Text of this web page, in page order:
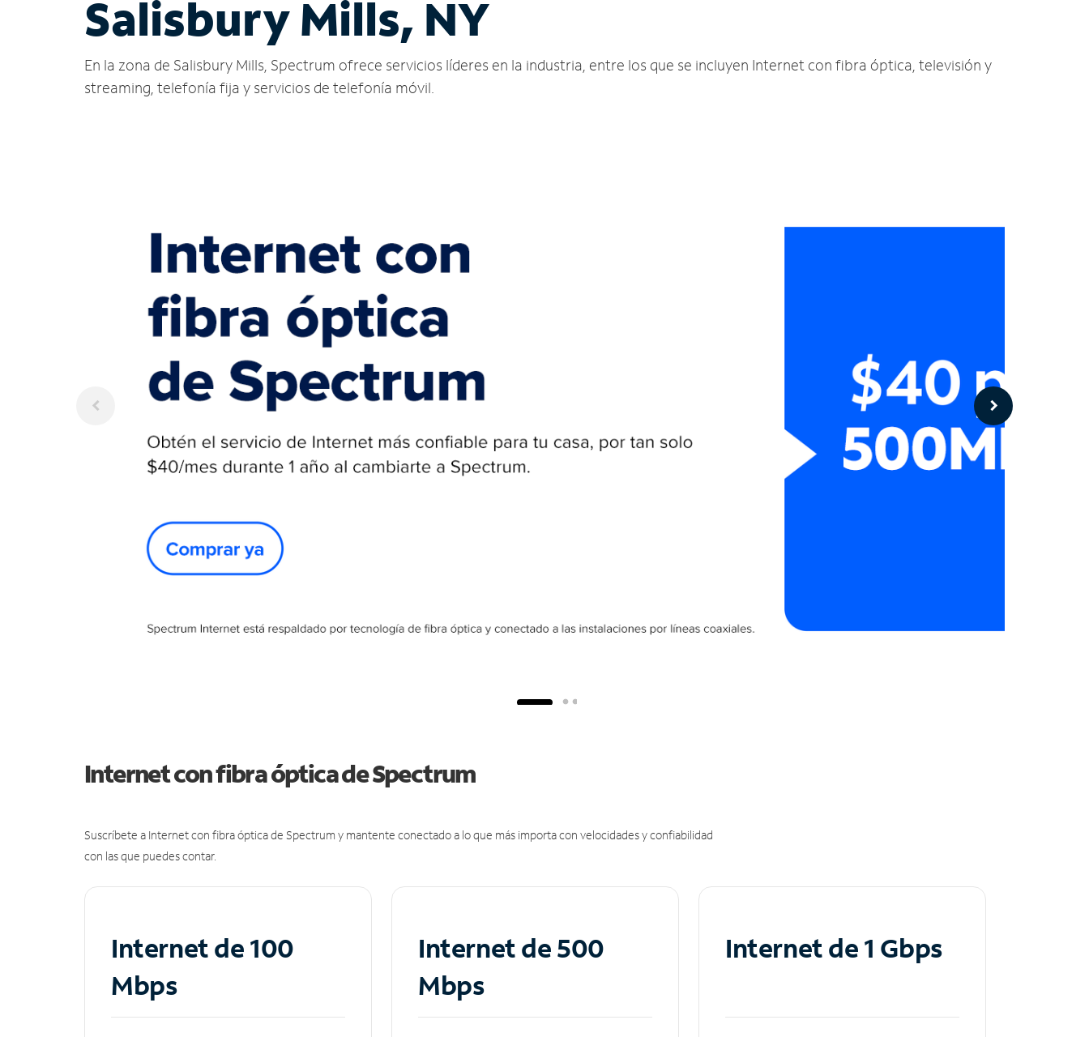
Salisbury Mills, NY
En la zona de Salisbury Mills, Spectrum ofrece servicios líderes en la industria, entre los que se incluyen Internet con fibra óptica, televisión y
streaming, telefonía fija y servicios de telefonía móvil.
Internet con fibra óptica de Spectrum
Suscríbete a Internet con fibra óptica de Spectrum y mantente conectado a lo que más importa con velocidades y confiabilidad
con las que puedes contar.
Internet de 100
Mbps
Internet de 500
Mbps
Internet de 1 Gbps